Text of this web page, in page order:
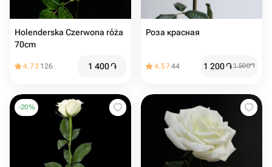
Holenderska Czerwona róża
70cm
4.73 126 1 400֏
Роза красная
4.5744 1 200֏1 500֏
-20%